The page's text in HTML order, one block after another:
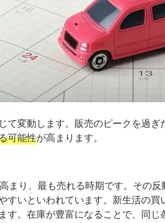
て変動します。販売のピークを過ぎ
可能性が高まります。
まり、最も売れる時期です。その
すいといわれています。新生活の買
す。在庫が豊富になることで、同じ